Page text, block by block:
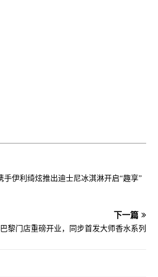
伊利绮炫推出迪士尼冰淇淋开启“趣享”
下一篇
黎门店重磅开业，同步首发大师香水系列